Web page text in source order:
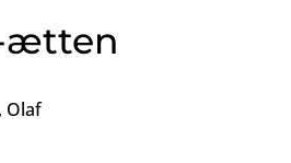
ætten
Olaf